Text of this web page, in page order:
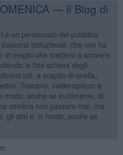
— il Blog di
è un pensionato del pubblico
istituzionali, che non ha
di meglio che mettersi a scrivere
la fitta schiera degli
tali- a scapito di quella,
Toscano, valderopiteco e
modo, anche se inutilmente, di
sembra non passare mai, ma
gli altri e, in fondo, anche se